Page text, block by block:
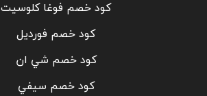
كود خصم فوغا كلوسيت
كود خصم فورديل
كود خصم شي ان
كود خصم سيفي